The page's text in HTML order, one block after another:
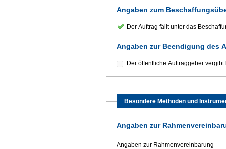
Angaben zum
Der Auftrag fällt unter das
Angaben zur Beendigung des
Der öffentliche Auftraggeber
Besondere Methoden und
Angaben zur
Angaben zur Rahmenvereinbarung